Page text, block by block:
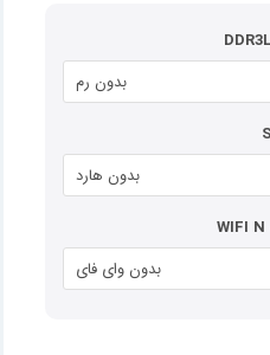
بدون رم
بدون هارد
بدون وای فای